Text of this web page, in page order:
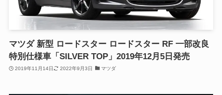
マツダ 新型 ロードスター ロードスター RF 一部改良
特別仕様車「SILVER TOP」2019年12月5日発売
2019年11月14日 2022年9月3日 マツダ